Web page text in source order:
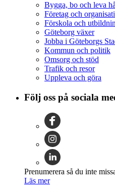
Bygga, bo och leva
Företag och
Förskola och
Göteborg växer
Jobba i Göteborgs
Kommun och politik
Omsorg och stöd
Trafik och resor
Uppleva och göra
Följ oss på sociala
Prenumerera så du inte
Läs mer